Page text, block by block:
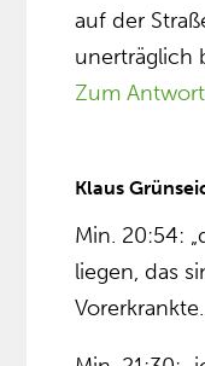
auf der
unerträglich
Zum
Klaus
Min. 20:54:
liegen, das